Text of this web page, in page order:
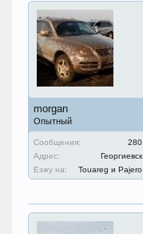
morgan
Опытный
Сообщения:
280
Адрес:
Георгиевск
Езжу на:
Touareg и Pajero